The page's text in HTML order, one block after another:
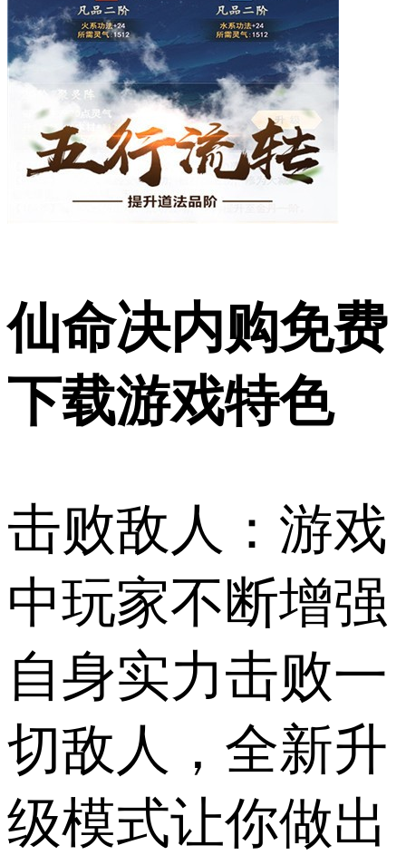
仙命决内购免费
下载游戏特色
击败敌人：游戏
中玩家不断增强
自身实力击败一
切敌人，全新升
级模式让你做出